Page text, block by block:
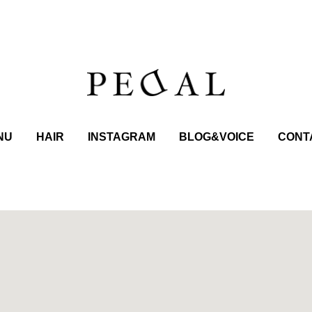
HAIR INSTAGRAM BLOG&VOICE